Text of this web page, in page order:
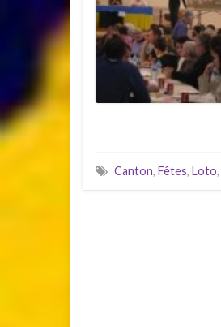
Canton, Fêtes, Loto,